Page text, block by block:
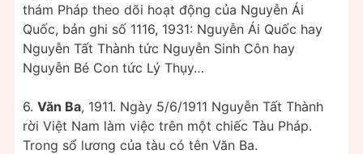
thám Pháp theo dõi hoạt động của Nguyễn Ái
Quốc, bản ghi số 1116, 1931: Nguyễn Ái Quốc hay
Nguyễn Tất Thành tức Nguyễn Sinh Côn hay
Nguyễn Bé Con tức Lý Thụy…
6. Văn Ba, 1911. Ngày 5/6/1911 Nguyễn Tất Thành
rời Việt Nam làm việc trên một chiếc Tàu Pháp.
Trong sổ lương của tàu có tên Văn Ba.